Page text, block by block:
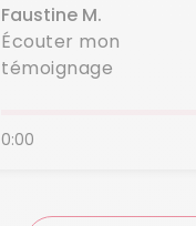
Faustine M.
Écouter mon
témoignage
0:00